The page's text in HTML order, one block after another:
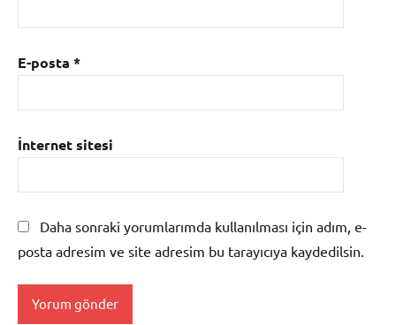
E-posta *
İnternet sitesi
Daha sonraki yorumlarımda kullanılması için adım, e-
posta adresim ve site adresim bu tarayıcıya kaydedilsin.